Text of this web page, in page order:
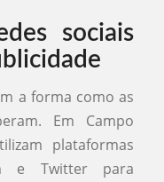
sociais
a forma como as
Em Campo
plataformas
e Twitter para